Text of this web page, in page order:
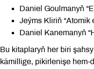
Daniel Goulmanyň
Jeýms Kliriň “Atomik
Daniel Kanemanyň
Bu kitaplaryň her biri
kämillige, pikirlenişe hem-